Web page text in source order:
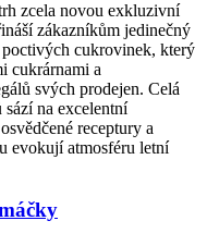
zcela novou exkluzivní
zákazníkům jedinečný
cukrovinek, který
cukrárnami a
svých prodejen. Celá
sází na excelentní
receptury a
evokují atmosféru letní